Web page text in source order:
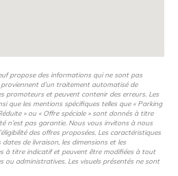
propose des informations qui ne sont pas
d’un traitement automatisé de
promoteurs et peuvent contenir des erreurs. Les
que les mentions spécifiques telles que « Parking
» ou « Offre spéciale » sont donnés à titre
n’est pas garantie. Nous vous invitons à nous
des offres proposées. Les caractéristiques
de livraison, les dimensions et les
à titre indicatif et peuvent être modifiées à tout
ou administratives. Les visuels présentés ne sont